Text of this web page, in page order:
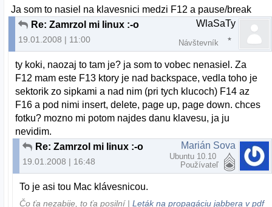
Ja som to nasiel na klavesnici medzi F12 a pause/break
Re: Zamrzol mi linux :-o
19.01.2008 | 11:00
WlaSaTy
Návštevník
ty koki, naozaj to tam je? ja som to vobec nenasiel. Za
F12 mam este F13 ktory je nad backspace, vedla toho je
sektorik zo sipkami a nad nim (pri tych klucoch) F14 az
F16 a pod nimi insert, delete, page up, page down. chces
fotku? mozno mi potom najdes danu klavesu, ja ju
nevidim.
Re: Zamrzol mi linux :-o
19.01.2008 | 16:48
Marián Sova
Ubuntu 10.10
Používateľ
To je asi tou Mac klávesnicou.
Čo ťa nezabije, to ťa posilní |Leták na propagáciu jabbera v pdf